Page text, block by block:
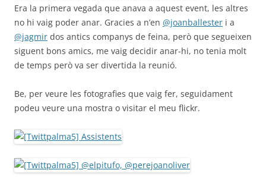
Era la primera vegada que anava a aquest event, les altres
no hi vaig poder anar. Gracies a n’en @joanballester i a
@jagmir dos antics companys de feina, però que segueixen
siguent bons amics, me vaig decidir anar-hi, no tenia molt
de temps però va ser divertida la reunió.
Be, per veure les fotografies que vaig fer, seguidament
podeu veure una mostra o visitar el meu flickr.